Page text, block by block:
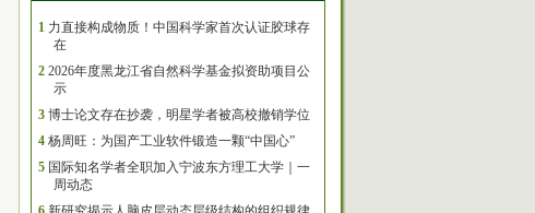
1 力直接构成物质！中国科学家首次认证胶球存
在
2 2026年度黑龙江省自然科学基金拟资助项目公
示
3 博士论文存在抄袭，明星学者被高校撤销学位
4 杨周旺：为国产工业软件锻造一颗“中国心”
5 国际知名学者全职加入宁波东方理工大学｜一
周动态